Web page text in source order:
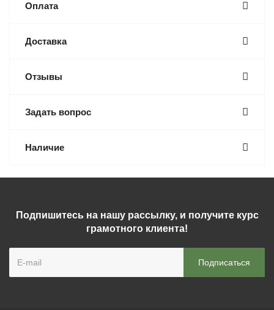
Оплата
Доставка
Отзывы
Задать вопрос
Наличие
Подпишитесь на нашу рассылку, и получите курс
грамотного клиента!